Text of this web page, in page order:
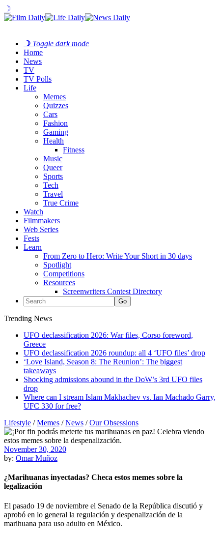
☽
☽ Toggle dark mode
Home
News
TV
TV Polls
Life
Memes
Quizzes
Cars
Fashion
Gaming
Health
Fitness
Music
Queer
Sports
Tech
Travel
True Crime
Watch
Filmmakers
Web Series
Fests
Learn
From Zero to Hero: Write Your Short in 30 days
Spotlight
Competitions
Resources
Screenwriters Contest Directory
Trending News
UFO declassification 2026: War files, Corso foreword,
Greece
UFO declassification 2026 roundup: all 4 ‘UFO files’ drop
‘Love Island, Season 8: The Reunion’: The biggest
takeaways
Shocking admissions abound in the DoW’s 3rd UFO files
drop
Where can I stream Islam Makhachev vs. Ian Machado Garry,
UFC 330 for free?
Lifestyle /Memes /News /Our Obsessions
November 30, 2020
by: Omar Muñoz
¿Marihuanas inyectadas? Checa estos memes sobre la
legalización
El pasado 19 de noviembre el Senado de la República discutió y
aprobó en lo general la regulación y despenalización de la
marihuana para uso adulto en México.